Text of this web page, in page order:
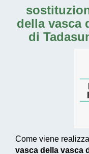
della vasca
di
Come viene
vasca della vasca